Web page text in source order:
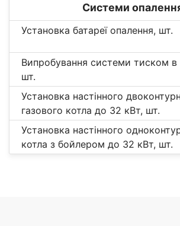
Системи
Установка батареї опалення, шт.
Випробування системи тиском в
шт.
Установка настінного
газового котла до 32 кВт, шт.
Установка настінного
котла з бойлером до 32 кВт, шт.